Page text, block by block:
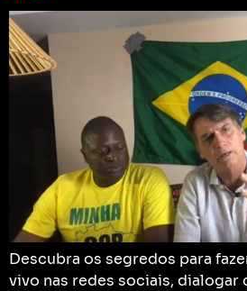
Descubra os segredos para
vivo nas redes sociais, dialogar